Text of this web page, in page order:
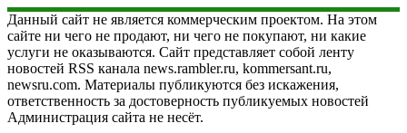
Данный сайт не является коммерческим проектом. На этом
сайте ни чего не продают, ни чего не покупают, ни какие
услуги не оказываются. Сайт представляет собой ленту
новостей RSS канала news.rambler.ru, kommersant.ru,
newsru.com. Материалы публикуются без искажения,
ответственность за достоверность публикуемых новостей
Администрация сайта не несёт.